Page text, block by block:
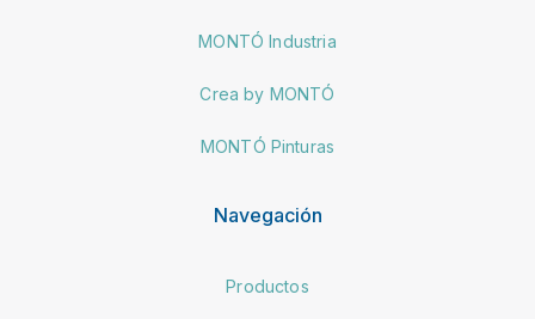
MONTÓ Industria
Crea by MONTÓ
MONTÓ Pinturas
Navegación
Productos